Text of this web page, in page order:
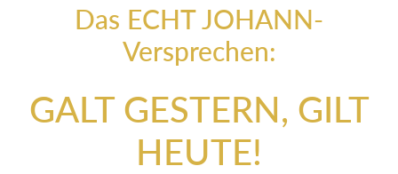
Das ECHT JOHANN-
Versprechen:
GALT GESTERN, GILT
HEUTE!